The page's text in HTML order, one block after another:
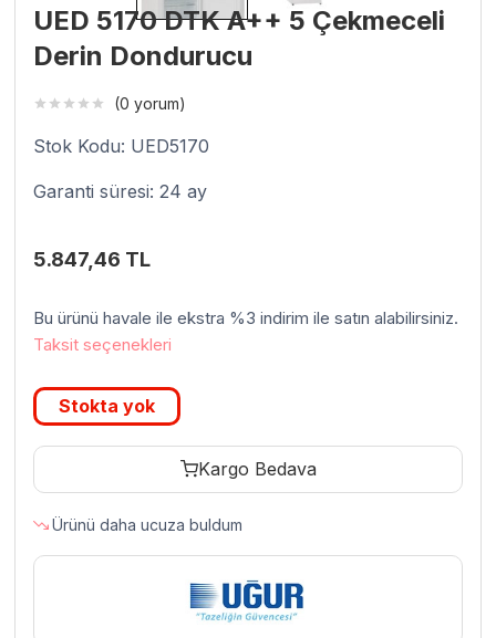
UED 5170 DTK A++ 5 Çekmeceli
Derin Dondurucu
(0 yorum)
Stok Kodu: UED5170
Garanti süresi: 24 ay
5.847,46 TL
Bu ürünü havale ile ekstra %3 indirim ile satın alabilirsiniz.
Taksit seçenekleri
Stokta yok
Kargo Bedava
Ürünü daha ucuza buldum